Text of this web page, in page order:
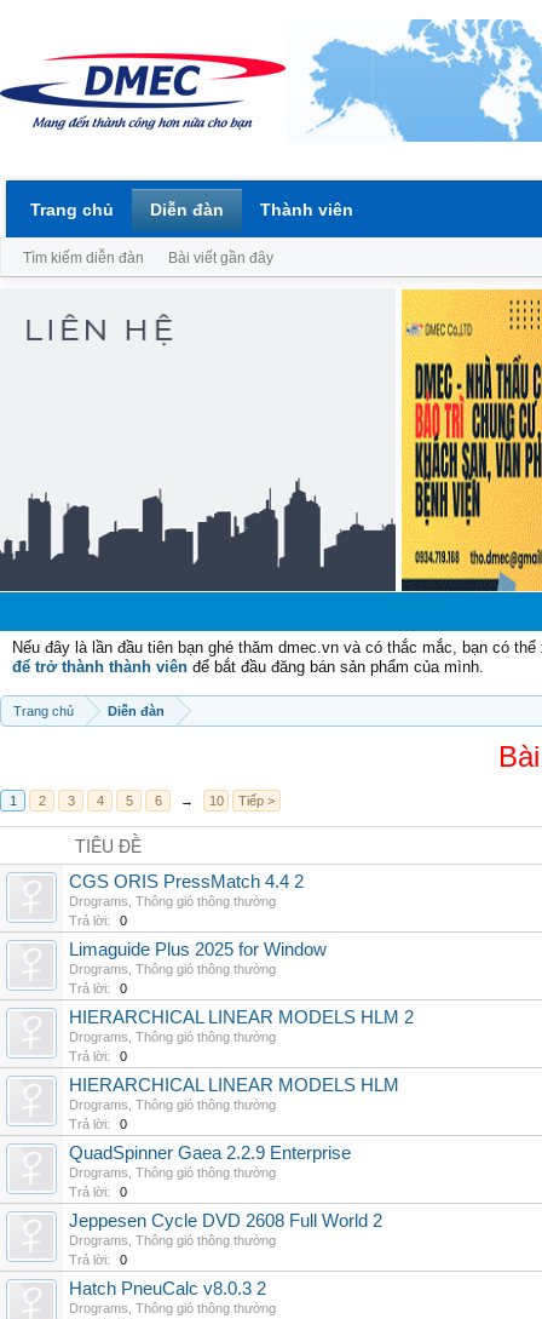
Nếu đây là lần đầu tiên bạn ghé thăm dmec.vn và có thắc mắc, bạn có
để trở thành thành viên để bắt đầu đăng bán sản phẩm của mình.
Trang chủ Diễn đàn
1 2 3 4 5 6 → 10 Tiếp >
TIÊU ĐỀ
CGS ORIS PressMatch 4.4 2
Drograms Thông gió thông thường
Trả lời:
0
Limaguide Plus 2025 for Window
Drograms Thông gió thông thường
Trả lời:
0
HIERARCHICAL LINEAR MODELS HLM 2
Drograms Thông gió thông thường
Trả lời:
0
HIERARCHICAL LINEAR MODELS HLM
Drograms Thông gió thông thường
Trả lời:
0
QuadSpinner Gaea 2.2.9 Enterprise
Drograms Thông gió thông thường
Trả lời:
0
Jeppesen Cycle DVD 2608 Full World 2
Drograms Thông gió thông thường
Trả lời:
0
Hatch PneuCalc v8.0.3 2
Drograms Thông gió thông thường
Trang chủ Diễn đàn
Tìm kiếm diễn đàn Bài viết gần đây
Thành viên